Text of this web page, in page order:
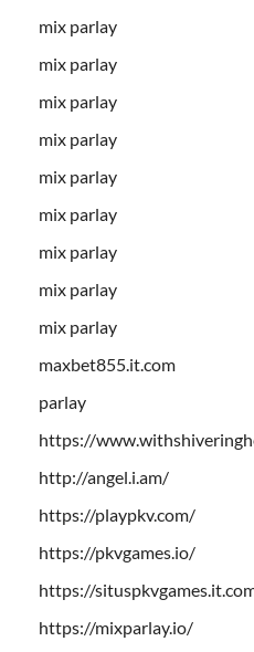
mix parlay
mix parlay
mix parlay
mix parlay
mix parlay
mix parlay
mix parlay
mix parlay
mix parlay
maxbet855.it.com
parlay
https://
http://angel.i.am/
https://playpkv.com/
https://pkvgames.io/
https://
https://mixparlay.io/